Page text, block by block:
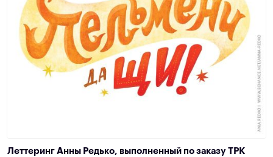
Леттеринг Анны Редько, выполненный по заказу ТРК